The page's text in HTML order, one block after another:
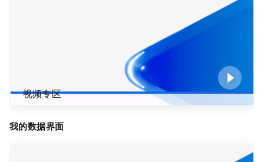
视频专区
我的数据界面